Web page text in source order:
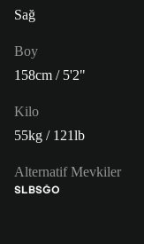
Sağ
Boy
158cm / 5'2"
Kilo
55kg / 121lb
Alternatif Mevkiler
SLBSĞO